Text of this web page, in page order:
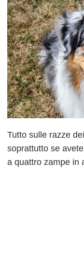
Tutto sulle razze dei
soprattutto se
a quattro zampe in